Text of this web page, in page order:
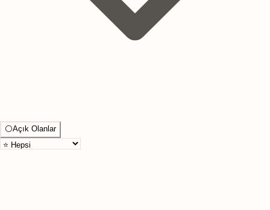
⚪Açık Olanlar